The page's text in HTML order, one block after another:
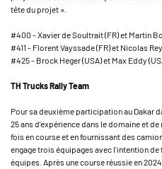
tête du projet ».
#400 - Xavier de Soultrait (FR) et Martin
#411 - Florent Vayssade (FR) et Nicolas
#425 - Brock Heger (USA) et Max Eddy
TH Trucks Rally Team
Pour sa deuxième participation au Dakar
25 ans d'expérience dans le domaine et
fois en course et en fournissant des
engage trois équipages avec l'intention
équipes. Après une course réussie en